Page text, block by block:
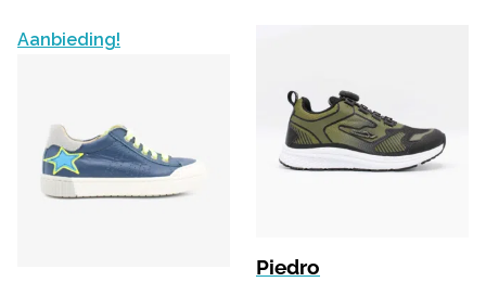
Aanbieding!
Piedro